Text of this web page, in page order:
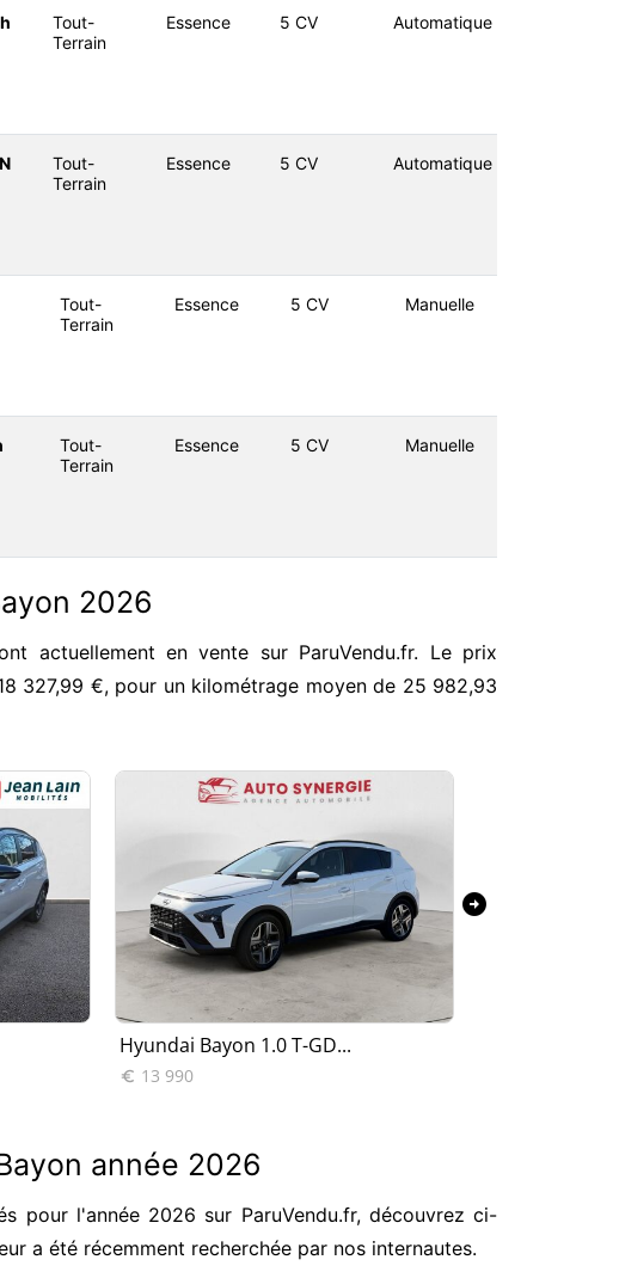
Tout-
Terrain
Essence 5 CV Automatique
Tout-
Terrain
Essence 5 CV Automatique
Tout-
Terrain
Essence 5 CV Manuelle
Tout-
Terrain
Essence 5 CV Manuelle
2026
actuellement en vente sur ParuVendu.fr. Le prix
327,99 €, pour un kilométrage moyen de 25 982,93
Hyundai Bayon 1.0 T-GD...
 13 990
arrow_circle_right
année 2026
pour l'année 2026 sur ParuVendu.fr, découvrez ci-
a été récemment recherchée par nos internautes.